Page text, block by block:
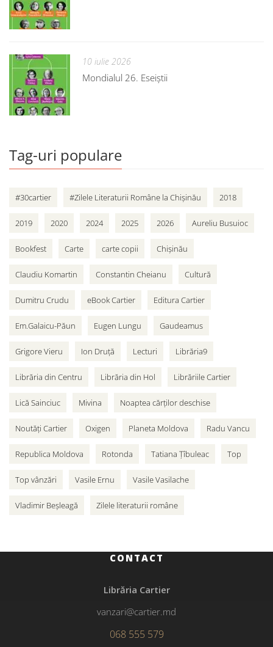
10 iulie 2026
Mondialul 26. Eseiștii
Tag-uri populare
#30cartier #Zilele Literaturii Române la Chișinău 2018
2019 2020 2024 2025 2026 Aureliu Busuioc
Bookfest Carte carte copii Chișinău
Claudiu Komartin Constantin Cheianu Cultură
Dumitru Crudu eBook Cartier Editura Cartier
Em.Galaicu-Păun Eugen Lungu Gaudeamus
Grigore Vieru Ion Druță Lecturi Librăria9
Librăria din Centru Librăria din Hol Librăriile Cartier
Lică Sainciuc Mivina Noaptea cărților deschise
Noutăți Cartier Oxigen Planeta Moldova Radu Vancu
Republica Moldova Rotonda Tatiana Țîbuleac Top
Top vânzări Vasile Ernu Vasile Vasilache
Vladimir Beșleagă Zilele literaturii române
CONTACT
Librăria Cartier
vanzari@cartier.md
068 555 579